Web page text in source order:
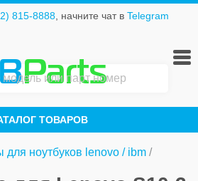
815-8888, начните чат в Telegram
Parts
ТОВАРОВ
для ноутбуков lenovo / ibm /